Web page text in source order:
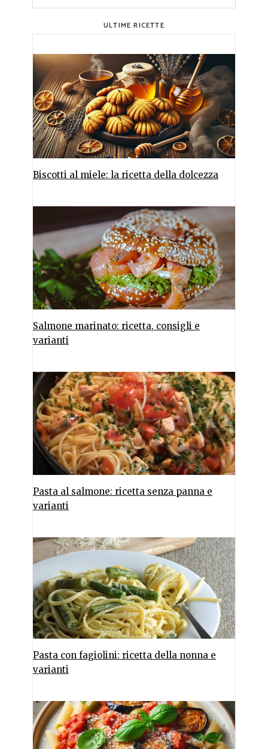
ULTIME RICETTE
Biscotti al miele: la ricetta della dolcezza
Salmone marinato: ricetta, consigli e
varianti
Pasta al salmone: ricetta senza panna e
varianti
Pasta con fagiolini: ricetta della nonna e
varianti